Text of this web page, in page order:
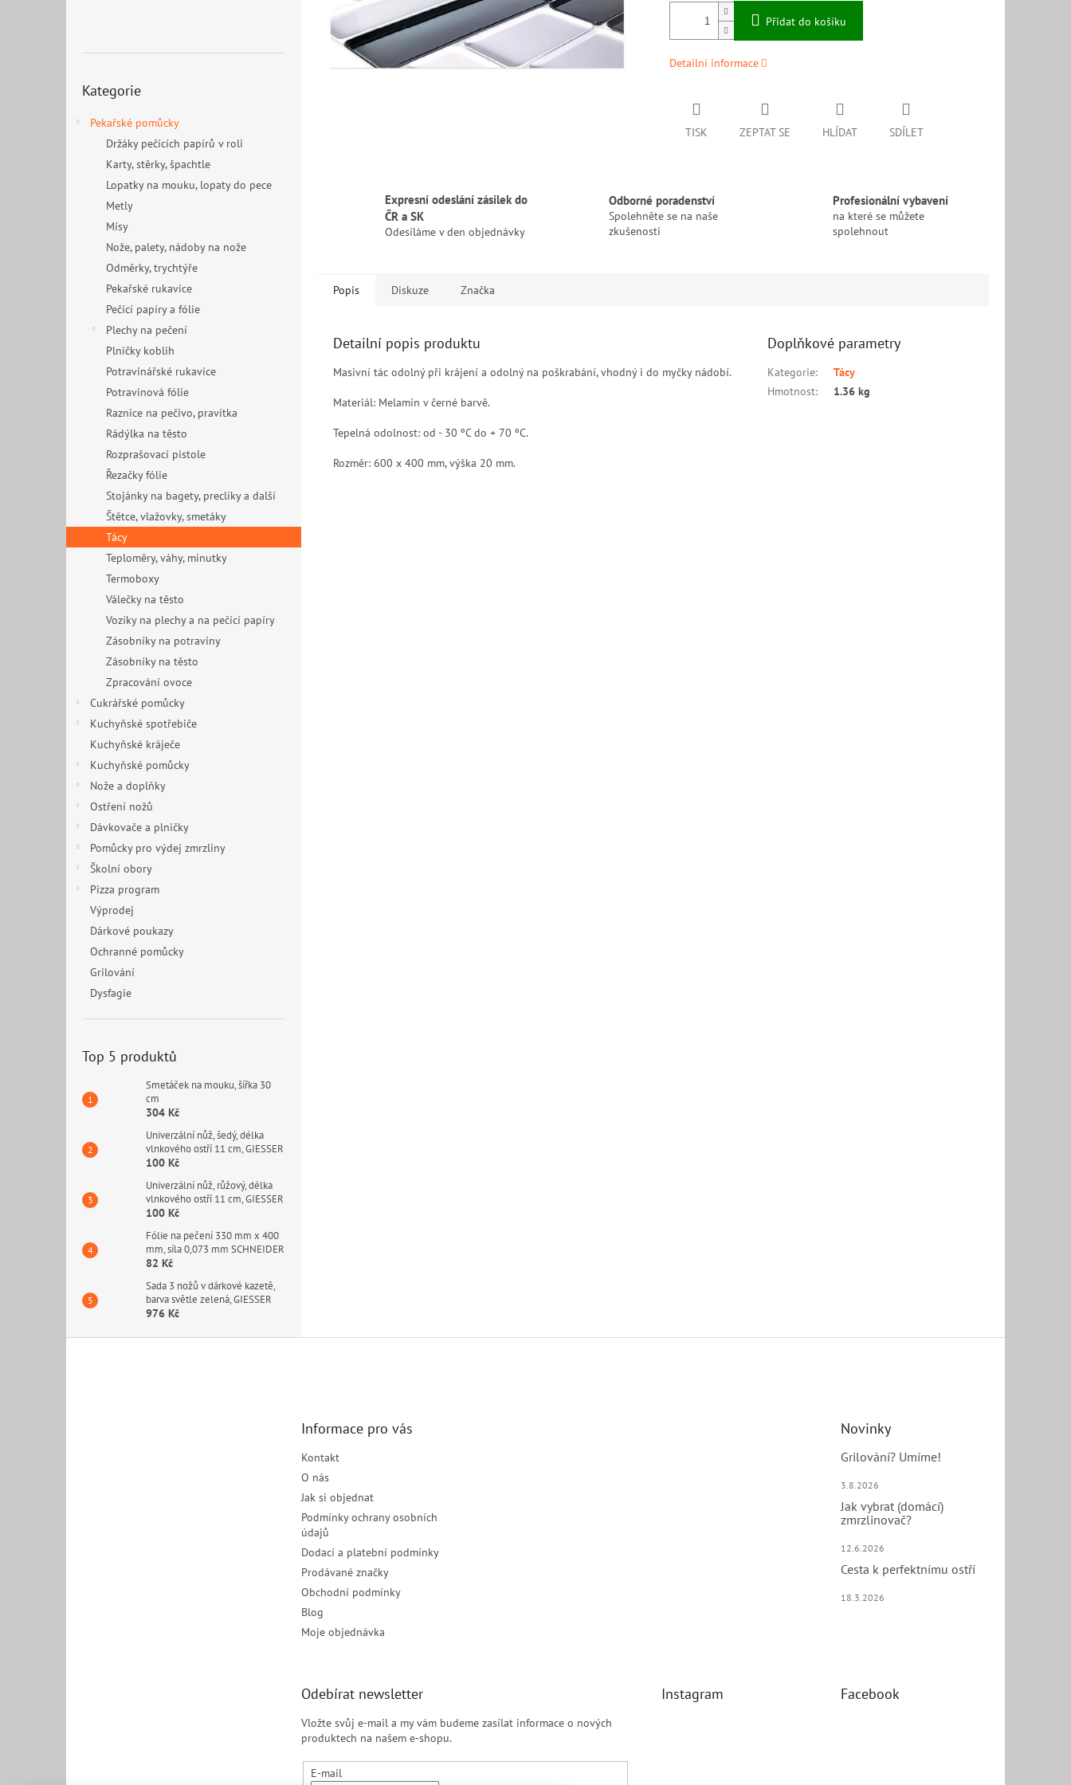
kategorie
Kategorie
Pekařské pomůcky
Držáky pečících papírů v roli
Karty, stěrky, špachtle
Lopatky na mouku, lopaty do pece
Metly
Mísy
Nože, palety, nádoby na nože
Odměrky, trychtýře
Pekařské rukavice
Pečící papíry a fólie
Plechy na pečení
Plničky koblih
Potravinářské rukavice
Potravinová fólie
Raznice na pečivo, pravítka
Rádýlka na těsto
Rozprašovací pistole
Řezačky fólie
Stojánky na bagety, preclíky a další
Štětce, vlažovky, smetáky
Tácy
Teploměry, váhy, minutky
Termoboxy
Válečky na těsto
Vozíky na plechy a na pečící papíry
Zásobníky na potraviny
Zásobníky na těsto
Zpracování ovoce
Cukrářské pomůcky
Kuchyňské spotřebiče
Kuchyňské kráječe
Kuchyňské pomůcky
Nože a doplňky
Ostření nožů
Dávkovače a plničky
Pomůcky pro výdej zmrzliny
Školní obory
Pizza program
Výprodej
Dárkové poukazy
Ochranné pomůcky
Grilování
Dysfagie
Top 5 produktů
Smetáček na mouku, šířka 30
cm
304 Kč
Univerzální nůž, šedý, délka
vlnkového ostří 11 cm, GIESSER
100 Kč
Univerzální nůž, růžový, délka
vlnkového ostří 11 cm, GIESSER
100 Kč
Fólie na pečení 330 mm x 400
mm, síla 0,073 mm SCHNEIDER
82 Kč
Sada 3 nožů v dárkové kazetě,
barva světle zelená, GIESSER
976 Kč
Přidat do košíku
Detailní informace
TISK ZEPTAT SE HLÍDAT SDÍLET
Expresní odeslání zásilek do
ČR a SK
Odesíláme v den objednávky
Odborné poradenství
Spolehněte se na naše
zkušenosti
Profesionální vybavení
na které se můžete
spolehnout
Popis Diskuze Značka
Detailní popis produktu
Masivní tác odolný při krájení a odolný na poškrabání, vhodný i do myčky nádobí.
Materiál: Melamin v černé barvě.
Tepelná odolnost: od - 30 ºC do + 70 ºC.
Rozměr: 600 x 400 mm, výška 20 mm.
Doplňkové parametry
Kategorie:
Tácy
Hmotnost: 1.36 kg
Informace pro vás
Kontakt
O nás
Jak si objednat
Podmínky ochrany osobních
údajů
Dodací a platební podmínky
Prodávané značky
Obchodní podmínky
Blog
Moje objednávka
Novinky
Grilování? Umíme!
3.8.2026
Jak vybrat (domácí)
zmrzlinovač?
12.6.2026
Cesta k perfektnímu ostří
18.3.2026
Odebírat newsletter
Vložte svůj e-mail a my vám budeme zasílat informace o nových
produktech na našem e-shopu.
E-mail
Instagram Facebook